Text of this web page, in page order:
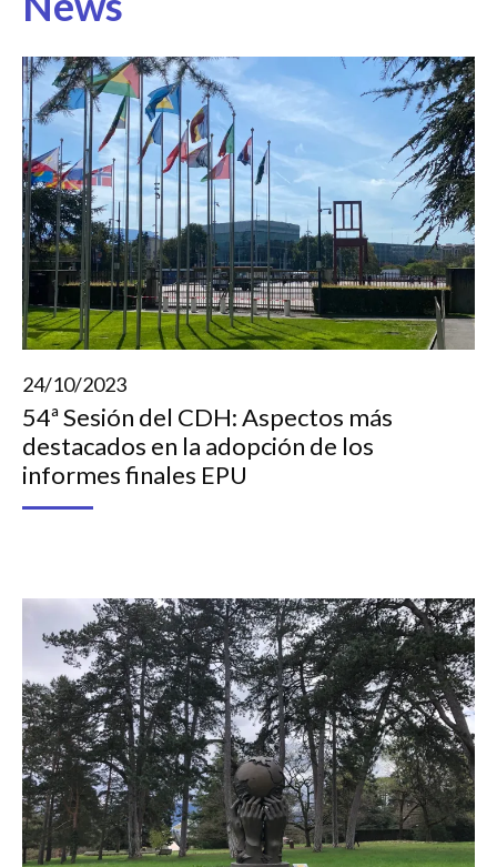
24/10/2023
54ª Sesión del CDH: Aspectos más
destacados en la adopción de los
informes finales EPU